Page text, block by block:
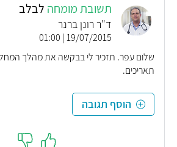
תשובת מומחה לבלב
ד"ר רונן ברנר
19/07/2015 | 01:00
שלום עפר. תזכיר לי בבקשה את מהלך
תאריכים.
הוסף תגובה